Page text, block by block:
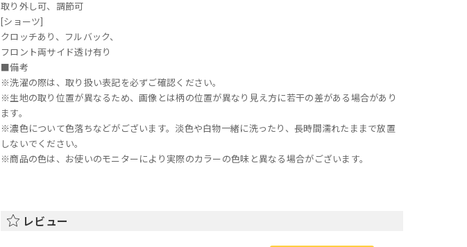
取り外し可、調節可
[ショーツ]
クロッチあり、フルバック、
フロント両サイド透け有り
■備考
※洗濯の際は、取り扱い表記を必ずご確認ください。
※生地の取り位置が異なるため、画像とは柄の位置が異なり見え方に若干の差がある場合があり
ます。
※濃色について色落ちなどがございます。淡色や白物一緒に洗ったり、長時間濡れたままで放置
しないでください。
※商品の色は、お使いのモニターにより実際のカラーの色味と異なる場合がございます。
レビュー